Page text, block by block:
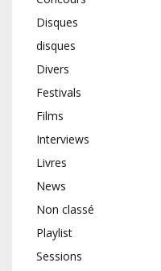
Disques
disques
Divers
Festivals
Films
Interviews
Livres
News
Non classé
Playlist
Sessions